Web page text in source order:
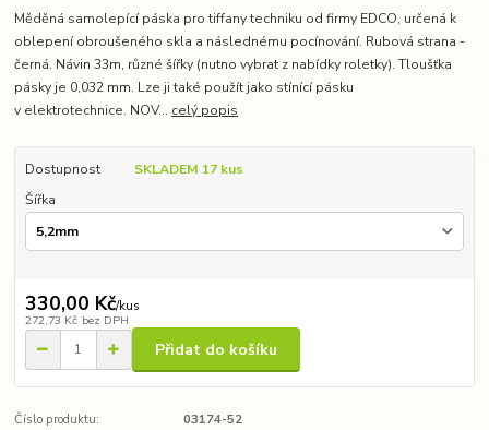
Měděná samolepící páska pro tiffany techniku od firmy EDCO, určená k
oblepení obroušeného skla a následnému pocínování. Rubová strana -
černá. Návin 33m, různé šířky (nutno vybrat z nabídky roletky). Tloušťka
pásky je 0,032 mm. Lze ji také použít jako stínící pásku
v elektrotechnice. NOV... celý popis
Dostupnost
SKLADEM 17 kus
Šířka
330,00 Kč/kus
272,73 Kč bez DPH
Přidat do košíku
Číslo produktu: 03174-52